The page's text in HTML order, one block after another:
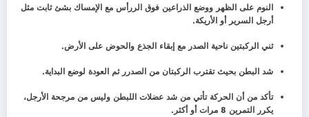
النوم على الظهر ووضع الذراعين فوق الررأس مع الإمساك بشئ ثابت مثل
أرجل السرير أو الأريكة.
ثني الركبتين ناحية الصدر مع إبقاء الجذع والحوض على الأرض.
شد البطن بحيث تقترب الركبتان من الصدرر ثم العودة لوضع البداية.
تأكد من أن الحركة تأتي من شد عضلات اللبطن وليس من مرجحة الأرجل،
يكرر التمرين 8 مرات أو أكثر.